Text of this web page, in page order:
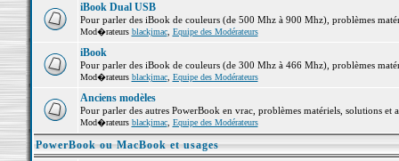
iBook Dual USB
Pour parler des iBook de couleurs (de 500 Mhz à 900 Mhz), problèmes
Mod�rateurs blackjmac, Equipe des Modérateurs
iBook
Pour parler des iBook de couleurs (de 300 Mhz à 466 Mhz), problèmes
Mod�rateurs blackjmac, Equipe des Modérateurs
Anciens modèles
Pour parler des autres PowerBook en vrac, problèmes matériels, solutions et
Mod�rateurs blackjmac, Equipe des Modérateurs
PowerBook ou MacBook et usages